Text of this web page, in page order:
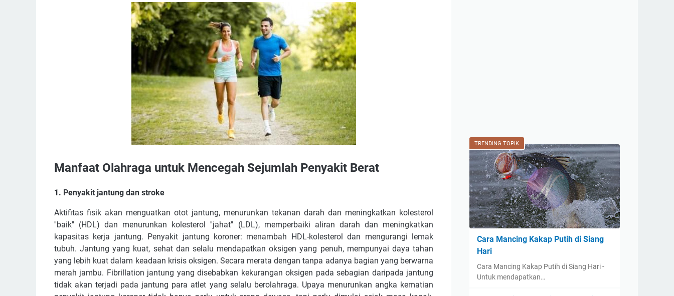
Manfaat Olahraga untuk Mencegah Sejumlah Penyakit Berat
1. Penyakit jantung dan stroke
Aktifitas fisik akan menguatkan otot jantung, menurunkan tekanan darah dan meningkatkan kolesterol
''baik'' (HDL) dan menurunkan kolesterol ''jahat'' (LDL), memperbaiki aliran darah dan meningkatkan
kapasitas kerja jantung. Penyakit jantung koroner: menambah HDL-kolesterol dan mengurangi lemak
tubuh. Jantung yang kuat, sehat dan selalu mendapatkan oksigen yang penuh, mempunyai daya tahan
yang lebih kuat dalam keadaan krisis oksigen. Secara merata dengan tanpa adanya bagian yang berwarna
merah jambu. Fibrillation jantung yang disebabkan kekurangan oksigen pada sebagian daripada jantung
tidak akan terjadi pada jantung para atlet yang selalu berolahraga. Upaya menurunkan angka kematian
TRENDING TOPIK
Cara Mancing Kakap Putih di Siang
Hari
Cara Mancing Kakap Putih di Siang Hari -
Untuk mendapatkan…